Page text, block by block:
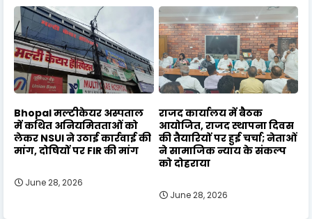
Bhopal मल्टीकेयर अस्पताल
में कथित अनियमितताओं को
लेकर NSUI ने उठाई कार्रवाई की
मांग, दोषियों पर FIR की मांग
June 28, 2026
राजद कार्यालय में बैठक
आयोजित, राजद स्थापना दिवस
की तैयारियों पर हुई चर्चा; नेताओं
ने सामाजिक न्याय के संकल्प
को दोहराया
June 28, 2026